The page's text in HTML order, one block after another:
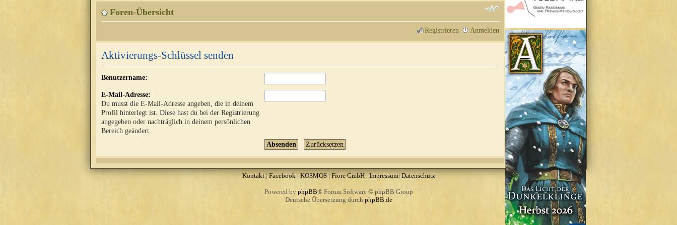
Foren-Übersicht
Registrieren Anmelden
Aktivierungs-Schlüssel senden
Benutzername:
E-Mail-Adresse:
Du musst die E-Mail-Adresse angeben, die in deinem
Profil hinterlegt ist. Diese hast du bei der Registrierung
angegeben oder nachträglich in deinem persönlichen
Bereich geändert.
Kontakt|Facebook | KOSMOS| Fiore GmbH| Impressum| Datenschutz
Powered by phpBB® Forum Software © phpBB Group
Deutsche Übersetzung durch phpBB.de